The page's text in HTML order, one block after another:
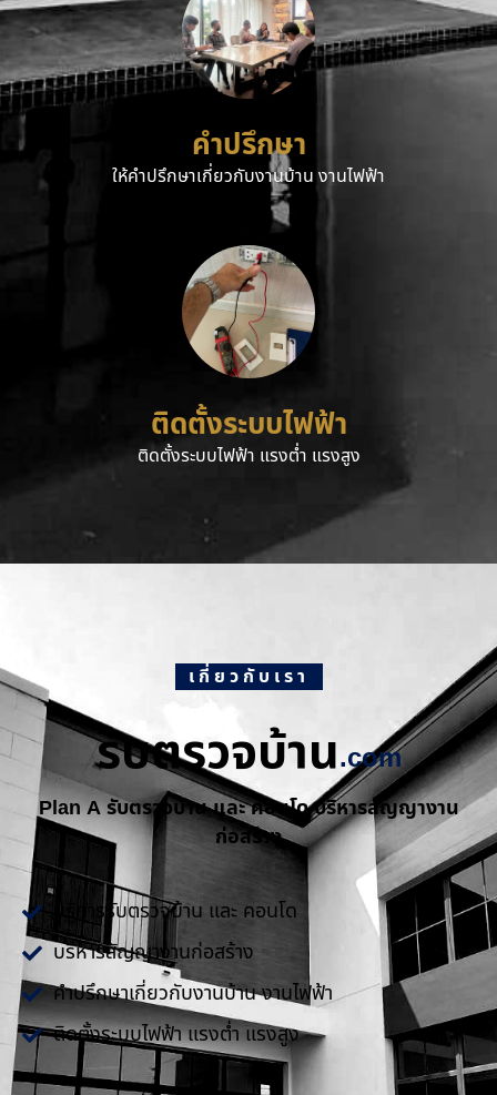
คำปรึกษา
ให้คำปรึกษาเกี่ยวกับงานบ้าน งานไฟฟ้า
ติดตั้งระบบไฟฟ้า
ติดตั้งระบบไฟฟ้า แรงต่ำ แรงสูง
เกี่ยวกับเรา
รับตรวจบ้าน.com
Plan A รับตรวจบ้าน และ คอนโด บริหารสัญญางาน
ก่อสร้าง
บริการรับตรวจบ้าน และ คอนโด
บริหารสัญญางานก่อสร้าง
คำปรึกษาเกี่ยวกับงานบ้าน งานไฟฟ้า
ติดตั้งระบบไฟฟ้า แรงต่ำ แรงสูง